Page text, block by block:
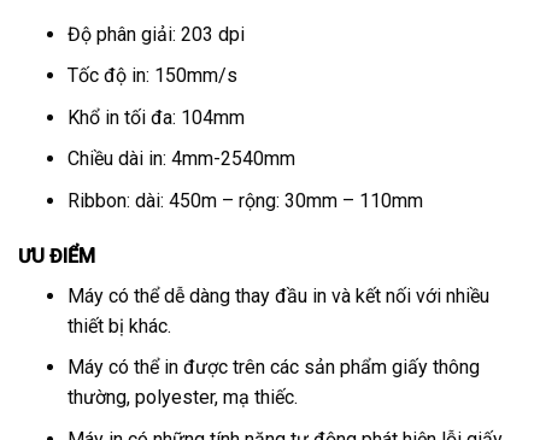
Độ phân giải: 203 dpi
Tốc độ in: 150mm/s
Khổ in tối đa: 104mm
Chiều dài in: 4mm-2540mm
Ribbon: dài: 450m – rộng: 30mm – 110mm
ƯU ĐIỂM
Máy có thể dễ dàng thay đầu in và kết nối với nhiều
thiết bị khác.
Máy có thể in được trên các sản phẩm giấy thông
thường, polyester, mạ thiếc.